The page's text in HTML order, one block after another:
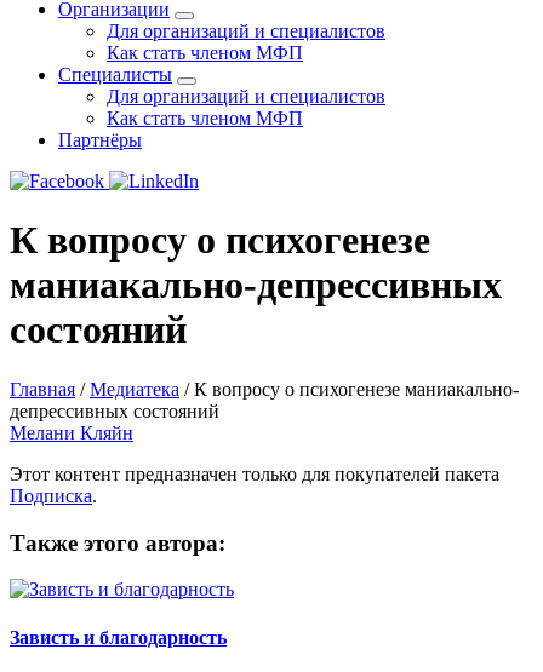
Организации
Для организаций и специалистов
Как стать членом МФП
Специалисты
Для организаций и специалистов
Как стать членом МФП
Партнёры
К вопросу о психогенезе
маниакально-депрессивных
состояний
Главная /Медиатека /К вопросу о психогенезе маниакально-
депрессивных состояний
Мелани Кляйн
Этот контент предназначен только для покупателей пакета
Подписка.
Также этого автора:
Зависть и благодарность